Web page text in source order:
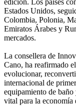
edición. Los países
Estados Unidos,
Colombia, Polonia,
Emiratos Árabes y
mercados.
La consellera de
Cano, ha reafirmado
evolucionar,
internacional de
equipamiento de
vital para la